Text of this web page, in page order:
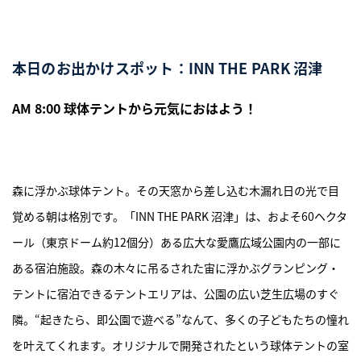
本日のお出かけスポット：INN THE PARK 沼津
AM 8:00 球体テントから元気におはよう！
森に浮かぶ球体テント。その天窓から差し込む木漏れ日の光で目
覚める朝は格別です。「INN THE PARK 沼津」は、およそ60ヘクタ
ール（東京ドーム約12個分）ある広大な愛鷹広域公園内の一部に
ある宿泊施設。森の木々に吊るされた宙に浮かぶグランピング・
テントに宿泊できるテントエリアは、公園の広い芝生広場のすぐ
隣。“起きたら、即公園で遊べる”なんて、多くの子どもたちの憧れ
を叶えてくれます。オリジナルで開発されたという球体テントの室